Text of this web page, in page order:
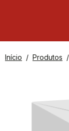
Início Produtos